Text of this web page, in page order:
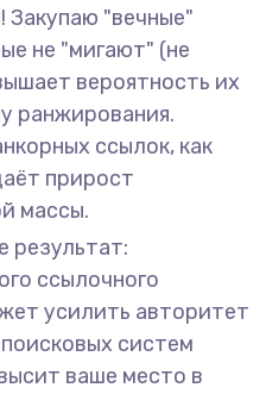
"вечные"
не "мигают" (не
вероятность их
ранжирования.
ссылок, как
прирост
массы.
результат:
ссылочного
усилить авторитет
систем
ваше место в